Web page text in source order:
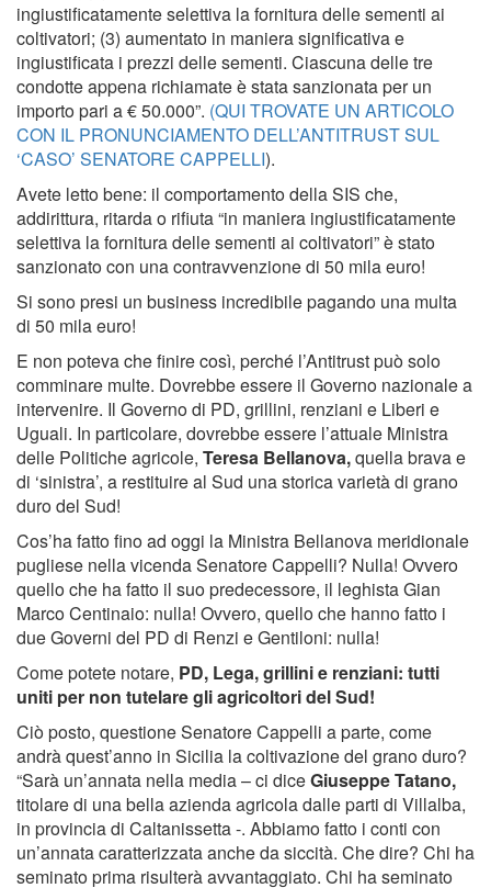
ingiustificatamente selettiva la fornitura delle sementi ai
coltivatori; (3) aumentato in maniera significativa e
ingiustificata i prezzi delle sementi. Ciascuna delle tre
condotte appena richiamate è stata sanzionata per un
importo pari a € 50.000”. (QUI TROVATE UN ARTICOLO
CON IL PRONUNCIAMENTO DELL’ANTITRUST SUL
‘CASO’ SENATORE CAPPELLI).
Avete letto bene: il comportamento della SIS che,
addirittura, ritarda o rifiuta “in maniera ingiustificatamente
selettiva la fornitura delle sementi ai coltivatori” è stato
sanzionato con una contravvenzione di 50 mila euro!
Si sono presi un business incredibile pagando una multa
di 50 mila euro!
E non poteva che finire così, perché l’Antitrust può solo
comminare multe. Dovrebbe essere il Governo nazionale a
intervenire. Il Governo di PD, grillini, renziani e Liberi e
Uguali. In particolare, dovrebbe essere l’attuale Ministra
delle Politiche agricole, Teresa Bellanova,quella brava e
di ‘sinistra’, a restituire al Sud una storica varietà di grano
duro del Sud!
Cos’ha fatto fino ad oggi la Ministra Bellanova meridionale
pugliese nella vicenda Senatore Cappelli? Nulla! Ovvero
quello che ha fatto il suo predecessore, il leghista Gian
Marco Centinaio: nulla! Ovvero, quello che hanno fatto i
due Governi del PD di Renzi e Gentiloni: nulla!
Come potete notare, PD, Lega, grillini e renziani: tutti
uniti per non tutelare gli agricoltori del Sud!
Ciò posto, questione Senatore Cappelli a parte, come
andrà quest’anno in Sicilia la coltivazione del grano duro?
“Sarà un’annata nella media – ci diceGiuseppe Tatano,
titolare di una bella azienda agricola dalle parti di Villalba,
in provincia di Caltanissetta -. Abbiamo fatto i conti con
un’annata caratterizzata anche da siccità. Che dire? Chi ha
seminato prima risulterà avvantaggiato. Chi ha seminato